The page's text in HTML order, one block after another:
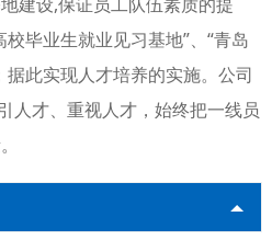
毕业生就业见习基地”、“青岛
此实现人才培养的实施。公司
人才、重视人才，始终把一线员